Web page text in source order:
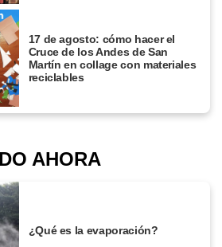
17 de agosto: cómo hacer el
Cruce de los Andes de San
Martín en collage con materiales
reciclables
AHORA
¿Qué es la evaporación?